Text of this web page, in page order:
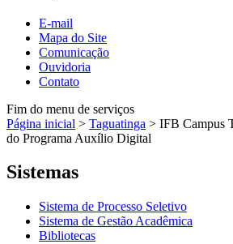
E-mail
Mapa do Site
Comunicação
Ouvidoria
Contato
Fim do menu de serviços
Página inicial > Taguatinga > IFB Campus
do Programa Auxílio Digital
Sistemas
Sistema de Processo Seletivo
Sistema de Gestão Acadêmica
Bibliotecas